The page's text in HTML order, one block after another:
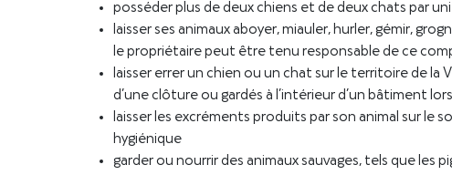
posséder plus de deux chiens et de deux chats par
laisser ses animaux aboyer, miauler, hurler, gémir,
le propriétaire peut être tenu responsable de ce
laisser errer un chien ou un chat sur le territoire de la
d’une clôture ou gardés à l’intérieur d’un bâtiment
laisser les excréments produits par son animal sur le
hygiénique
garder ou nourrir des animaux sauvages, tels que les